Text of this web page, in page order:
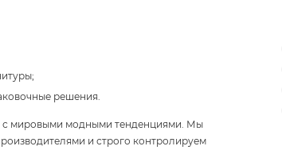
решения.
с мировыми модными тенденциями. Мы
и строго контролируем